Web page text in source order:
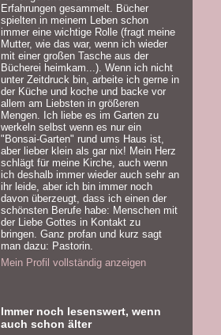
Erfahrungen gesammelt. Bücher
spielten in meinem Leben schon
immer eine wichtige Rolle (fragt meine
Mutter, wie das war, wenn ich wieder
mit einer großen Tasche aus der
Bücherei heimkam...). Wenn ich nicht
unter Zeitdruck bin, arbeite ich gerne in
der Küche und koche und backe vor
allem am Liebsten in größeren
Mengen. Ich liebe es im Garten zu
werkeln selbst wenn es nur ein
"Bonsai-Garten" rund ums Haus ist,
aber lieber klein als gar nix! Mein Herz
schlägt für meine Kirche, auch wenn
ich deshalb immer wieder auch sehr an
ihr leide, aber ich bin immer noch
davon überzeugt, dass ich einen der
schönsten Berufe habe: Menschen mit
der Liebe Gottes in Kontakt zu
bringen. Ganz profan und kurz sagt
man dazu: Pastorin.
Mein Profil vollständig anzeigen
Immer noch lesenswert, wenn
auch schon älter